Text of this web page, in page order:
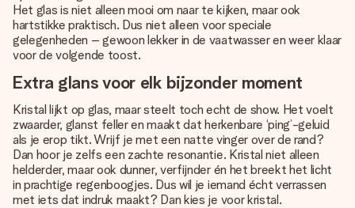
Het glas is niet alleen mooi om naar te kijken, maar ook
hartstikke praktisch. Dus niet alleen voor speciale
gelegenheden – gewoon lekker in de vaatwasser en weer klaar
voor de volgende toost.
Extra glans voor elk bijzonder moment
Kristal lijkt op glas, maar steelt toch echt de show. Het voelt
zwaarder, glanst feller en maakt dat herkenbare ‘ping’-geluid
als je erop tikt. Wrijf je met een natte vinger over de rand?
Dan hoor je zelfs een zachte resonantie. Kristal niet alleen
helderder, maar ook dunner, verfijnder én het breekt het licht
in prachtige regenboogjes. Dus wil je iemand écht verrassen
met iets dat indruk maakt? Dan kies je voor kristal.